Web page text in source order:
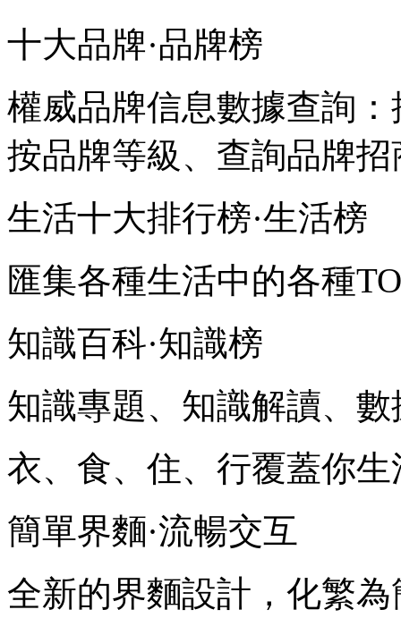
十大品牌·品牌榜
權威品牌信息數據查詢
按品牌等級、查詢品牌
生活十大排行榜·生活榜
匯集各種生活中的各種
知識百科·知識榜
知識專題、知識解讀、
衣、食、住、行覆蓋你
簡單界麵·流暢交互
全新的界麵設計，化繁